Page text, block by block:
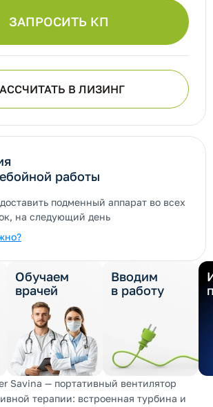
ЗАПРОСИТЬ КП
В ЛИЗИНГ
работы
подменный аппарат во всех
на следующий день
Обучаем
врачей
Вводим
в работу
Savina — портативный вентилятор
терапии: встроенная турбина и